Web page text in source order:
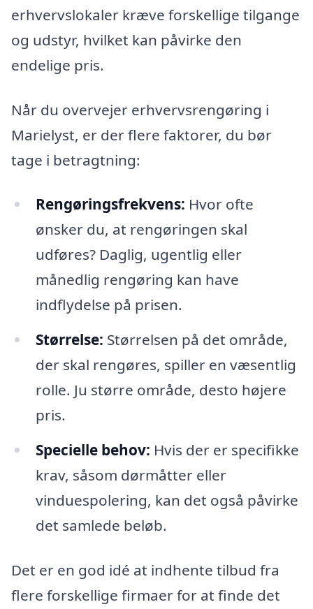
erhvervslokaler kræve forskellige tilgange
og udstyr, hvilket kan påvirke den
endelige pris.
Når du overvejer erhvervsrengøring i
Marielyst, er der flere faktorer, du bør
tage i betragtning:
Rengøringsfrekvens: Hvor ofte
ønsker du, at rengøringen skal
udføres? Daglig, ugentlig eller
månedlig rengøring kan have
indflydelse på prisen.
Størrelse: Størrelsen på det område,
der skal rengøres, spiller en væsentlig
rolle. Ju større område, desto højere
pris.
Specielle behov: Hvis der er specifikke
krav, såsom dørmåtter eller
vinduespolering, kan det også påvirke
det samlede beløb.
Det er en god idé at indhente tilbud fra
flere forskellige firmaer for at finde det